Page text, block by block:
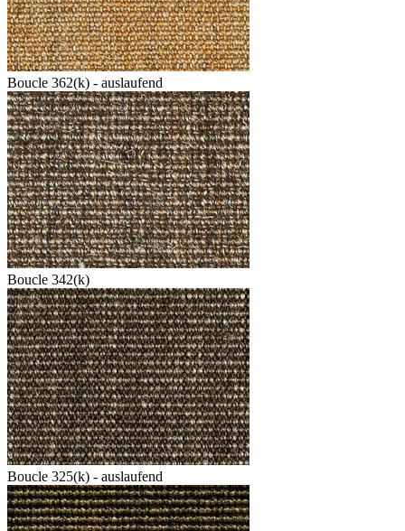
Boucle 362(k) - auslaufend
Boucle 342(k)
Boucle 325(k) - auslaufend